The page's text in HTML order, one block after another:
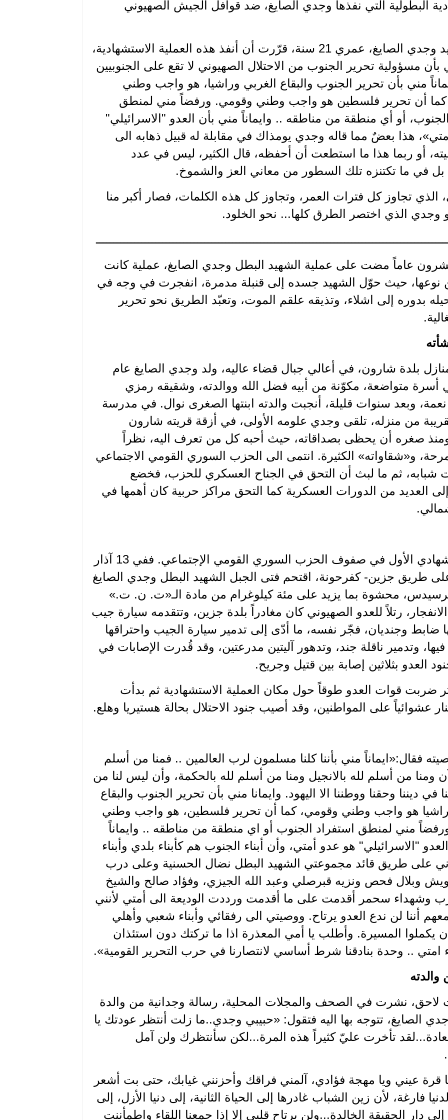
البطولية التي نفذها وجدي الصايغ، ضد قوافل الجيش الصهيوني
"أنا الشهيد وجدي الصايغ، عمري 21 سنة، قرّرت أن أنفذ هذه العملية الاستشهادية،
بأن مسؤولية تحرير الجنوب من الاحتلال الصهيوني لا تقع على الجنوبيين
مني بأن تحرير الجنوب والبقاع الغربي وراشيا، هو واجب وطني
أن تحرير فلسطين هو واجب وطني وقومي. ورفضاً مني لمنطق
أو أي منطقة من مناطقه .. وايماناً مني بأن العدو "الاسرائيلي"
هذا بعضٌ مما قاله وجدي يومذاك في مقابلة له قبيل ذهابه الى
أو ربما هذا ما استطعت أن أحفظه، قال الكثير، ليس في عدد
بل في ما تكتنزه تلك السطور من معاني العز والشموخ.
الذي تجاوز كل فترات العمر، وتجاوز كل هذه الكلمات، فصار أكبر منا
وجدي الذي اختصر الطرق كلها... نحو الخلود.
عاماً مضت على عملية الشهيد البطل وجدي الصايغ، عملية كانت
نوعها، حيث حوّل الشهيد جسده إلى قنبلة مدمرة، انفجرت في وجه في
بدوره إلى اشلاء، وتذيقه علقم الموت، وتعبّد الطريق نحو تحرير
بلدة شارون، في أعالي جبال قضاء عاليه، ولد وجدي الصايغ عام
في أسرة متواضعة، مكوّنة من أبيه فضل الله ووالدته، وشقيقه رمزي
وبعد سنوات قليلة، أنجبت والدته ابنتها الصغرى نوال. في مدرسة
من منزله، تلقى وجدي علومه الأولى، في أزقة قريته شارون
صغره أن يحظى بصداقاته، حيث أحبه كل من تعرف اليه، نظراً
و«شقاواته» الكثيرة. انتمى الى الحزب السوري القومي الاجتماعي
شبابه، ثم ما لبث أن التحق في الجناح العسكري للحزب، فخضع
العديد من الدورات العسكرية كما التحق مراكز حربية كان أهمها في
هو الإستشهادي الأول في صفوف الحزب السوري القومي الإجتماعي. ففي 13 آذار
وعلى طريق جزين- كفرحونة، اقتحم فتى الجبل الشهيد البطل وجدي الصايغ
محشوة بما يزيد على مئة كيلوغرام من مادة الـ«ت. ن. ت.»
رتلاً للعدو الصهيوني كان مغادراً بلدة جزين، وتتقدمه سيارة جيب
ضابط وجنديان، فجّر نفسه، ما أدّى إلى تدمير سيارة الجيب واحتراقها
وتدمير ناقلة جند، وتدهور آليتين مدرعتين، وقد قُدرت الإصابات في
العدو بثلاثين إصابة بين قتيل وجريح.
ضربت قوات العدو طوقاً حول مكان العملية الاستشهادية ثم بدأت
عشوائياً على المواطنين، وقد أصيب جنود الاحتلال بحالة هستيريا وهلع.
فقال:«ايماناً مني بأننا كلنا مسلمون لرب العالمين .. فمنا من أسلم
ومنا من أسلم لله بالانجيل ومنا من أسلم لله بالحكمة، وأن ليس لنا من
في ديننا وحقنا ووطننا الا اليهود. وايمانا مني بأن تحرير الجنوب والبقاع
هو واجب وطني وقومي، كما أن تحرير فلسطين، هو واجب وطني
مني لمنطق استفراد الجنوب أو اي منطقة من مناطقه .. وايماناً
"الاسرائيلي" هو عدو أمتي، وأن أبناء الجنوب هم كأبناء بلدي وأبناء
على طريق قائد مجموعتي الشهيد البطل نضال الحسنية وعلى درب
وبلال فحص ونزيه قبرصلي وعبد الله الجيزي، وفؤاد صالح والشيخ
وشهداء سحمر أقدمت على ما أقدمت ورددت الوديعة الى أمتي لأنني
أننا لن ندع العدو يرتاح. ووصيتي الى رفقائي وأبناء شعبي وأهلي
يكملوا المسيرة. وأطلب يا أمي المعذرة اذا ما تركتك دون استئذان
امتي .. وحدة بنادقنا شرط أساسي لانتصارنا في حرب التحرير القومية».
نشرت في الصحف والمجلات المحلية، رسالة وجدانية من والدة
الصايغ، تتوجه بها اليه فتقول: «حبيبي وجدي..ما زلت أنتظر عودتك يا
تأخرت عليّ كثيراً هذه المرة...لكن سأنتظرك ولن آمل
قرة عيني ويا مهجة فؤادي، آلمني فراقك وأحزنني غيابك، حتى بت أشعر
فارغة، لأن زين الشباب غادرها إلى الحياة الثانية، إلى دنيا الأزل، إلى
إلى دار الحقيقة الخالدة...ولن يرتاح قلبي إلا إذا جمعنا اللقاء واطمأننت